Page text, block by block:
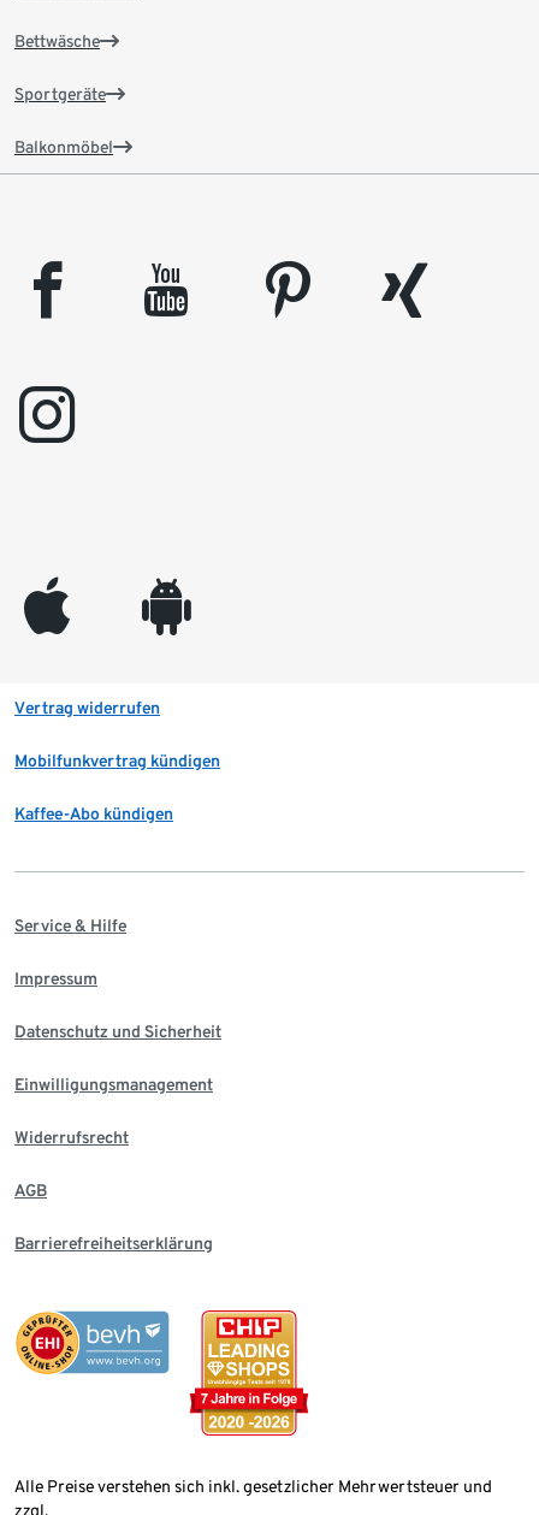
Bettwäsche
Sportgeräte
Balkonmöbel
facebook youtube pinterest
xing
instagram
appleinc android
Vertrag widerrufen
Mobilfunkvertrag kündigen
Kaffee-Abo kündigen
Service & Hilfe
Impressum
Datenschutz und Sicherheit
Einwilligungsmanagement
Widerrufsrecht
AGB
Barrierefreiheitserklärung
Alle Preise verstehen sich inkl. gesetzlicher Mehrwertsteuer und
zzgl.